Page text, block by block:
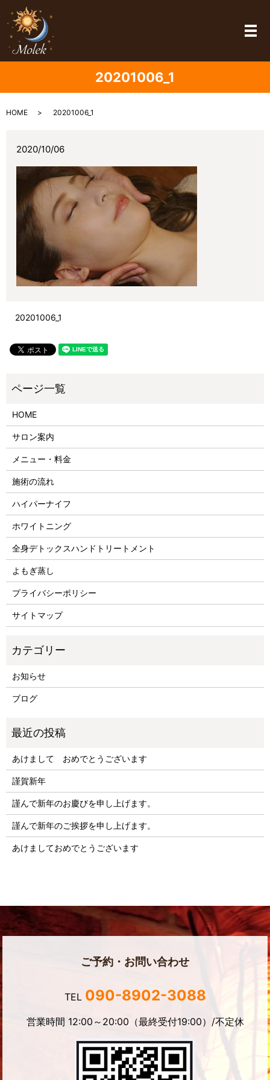
メ
20201006_1
HOME 20201006_1
2020/10/06
20201006_1
HOME
サロン案内
メニュー・料金
施術の流れ
ハイパーナイフ
ホワイトニング
全身デトックスハンドトリートメント
よもぎ蒸し
プライバシーポリシー
サイトマップ
お知らせ
ブログ
あけまして おめでとうございます
謹賀新年
謹んで新年のお慶びを申し上げます。
謹んで新年のご挨拶を申し上げます。
あけましておめでとうございます
ご予約・お問い合わせ
TEL 090-8902-3088
営業時間 12:00～20:00（最終受付19:00）/不定休